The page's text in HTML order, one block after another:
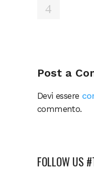
Post a
Devi essere
commento.
FOLLOW US